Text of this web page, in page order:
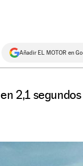
Añadir EL MOTOR en
2,1 segundos